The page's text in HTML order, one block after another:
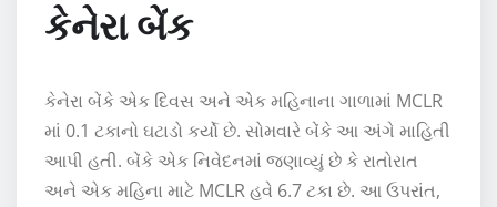
કેનેરા બેંક
કેનેરા બેંકે એક દિવસ અને એક મહિનાના ગાળામાં MCLR
માં 0.1 ટકાનો ઘટાડો કર્યો છે. સોમવારે બેંકે આ અંગે માહિતી
આપી હતી. બેંકે એક નિવેદનમાં જણાવ્યું છે કે રાતોરાત
અને એક મહિના માટે MCLR હવે 6.7 ટકા છે. આ ઉપરાંત,